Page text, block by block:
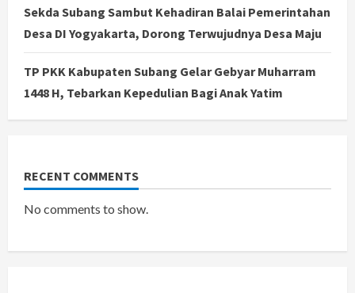
Sekda Subang Sambut Kehadiran Balai Pemerintahan
Desa DI Yogyakarta, Dorong Terwujudnya Desa Maju
TP PKK Kabupaten Subang Gelar Gebyar Muharram
1448 H, Tebarkan Kepedulian Bagi Anak Yatim
RECENT COMMENTS
No comments to show.